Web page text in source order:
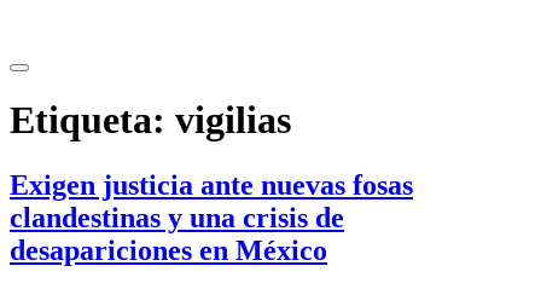
contenido
Etiqueta: vigilias
Exigen justicia ante nuevas fosas
clandestinas y una crisis de
desapariciones en México